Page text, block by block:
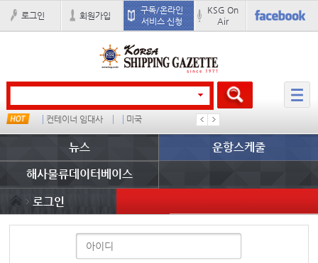
로그인 회원가입
구독/온라인
서비스 신청
KSG On
Air
컨테이너 임대사 미국
뉴스 운항스케줄
해사물류데이터베이스
로그인